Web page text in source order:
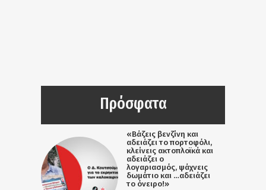
Πρόσφατα
«Βάζεις βενζίνη και
αδειάζει το πορτοφόλι,
κλείνεις ακτοπλοϊκά και
αδειάζει ο
λογαριασμός, ψάχνεις
δωμάτιο και …αδειάζει
το όνειρο!»